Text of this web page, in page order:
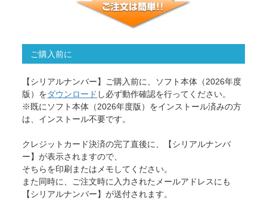
ご購入前に
【シリアルナンバー】ご購入前に、ソフト本体（2026年度
版）をダウンロード し必ず動作確認を行ってください。
※既にソフト本体（2026年度版）をインストール済みの方
は、インストール不要です。
クレジットカード決済の完了直後に、【シリアルナンバ
ー】が表示されますので、
そちらを印刷またはメモしてください。
また同時に、ご注文時に入力されたメールアドレスにも
【シリアルナンバー】が送付されます。